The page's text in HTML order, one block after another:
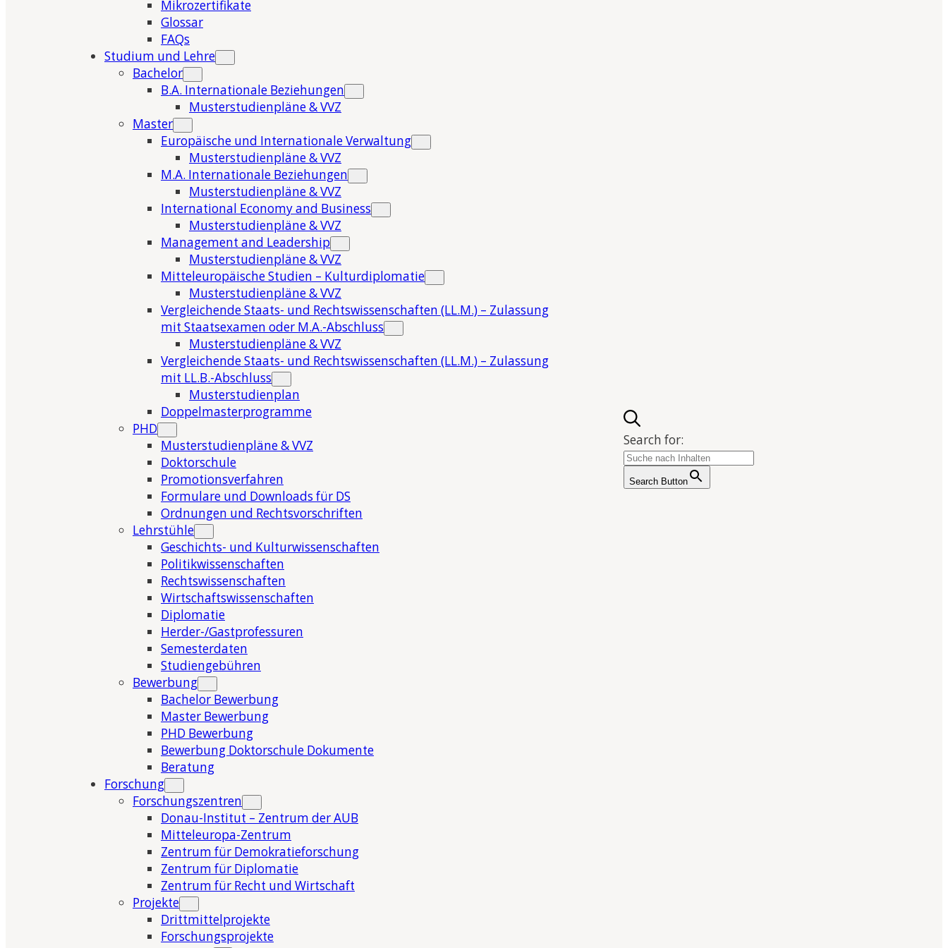
Mikrozertifikate
Glossar
FAQs
Studium und Lehre
Bachelor
B.A. Internationale Beziehungen
Musterstudienpläne & VVZ
Master
Europäische und Internationale Verwaltung
Musterstudienpläne & VVZ
M.A. Internationale Beziehungen
Musterstudienpläne & VVZ
International Economy and Business
Musterstudienpläne & VVZ
Management and Leadership
Musterstudienpläne & VVZ
Mitteleuropäische Studien – Kulturdiplomatie
Musterstudienpläne & VVZ
Vergleichende Staats- und Rechtswissenschaften (LL.M.) – Zulassung
mit Staatsexamen oder M.A.-Abschluss
Musterstudienpläne & VVZ
Vergleichende Staats- und Rechtswissenschaften (LL.M.) – Zulassung
mit LL.B.-Abschluss
Musterstudienplan
Doppelmasterprogramme
PHD
Musterstudienpläne & VVZ
Doktorschule
Promotionsverfahren
Formulare und Downloads für DS
Ordnungen und Rechtsvorschriften
Lehrstühle
Geschichts- und Kulturwissenschaften
Politikwissenschaften
Rechtswissenschaften
Wirtschaftswissenschaften
Diplomatie
Herder-/Gastprofessuren
Semesterdaten
Studiengebühren
Bewerbung
Bachelor Bewerbung
Master Bewerbung
PHD Bewerbung
Bewerbung Doktorschule Dokumente
Beratung
Forschung
Forschungszentren
Donau-Institut – Zentrum der AUB
Mitteleuropa-Zentrum
Zentrum für Demokratieforschung
Zentrum für Diplomatie
Zentrum für Recht und Wirtschaft
Projekte
Drittmittelprojekte
Forschungsprojekte
Search for:
Search Button